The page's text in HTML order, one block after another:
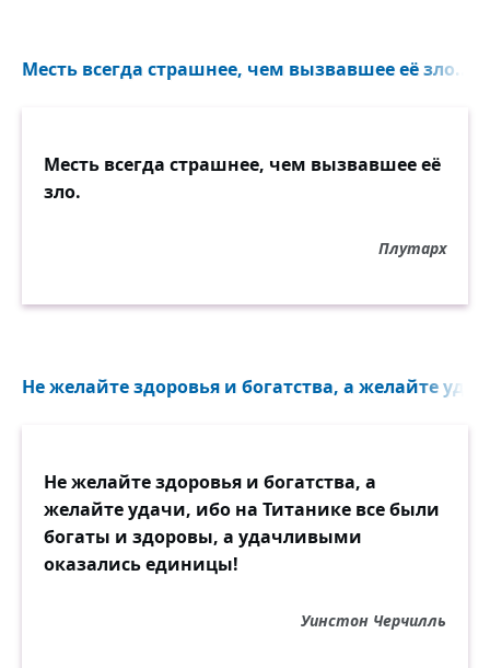
Месть всегда страшнее, чем вызвавшее её зло...
Месть всегда страшнее, чем вызвавшее её
зло.
Плутарх
Не желайте здоровья и богатства, а желайте
Не желайте здоровья и богатства, а
желайте удачи, ибо на Титанике все были
богаты и здоровы, а удачливыми
оказались единицы!
Уинстон Черчилль